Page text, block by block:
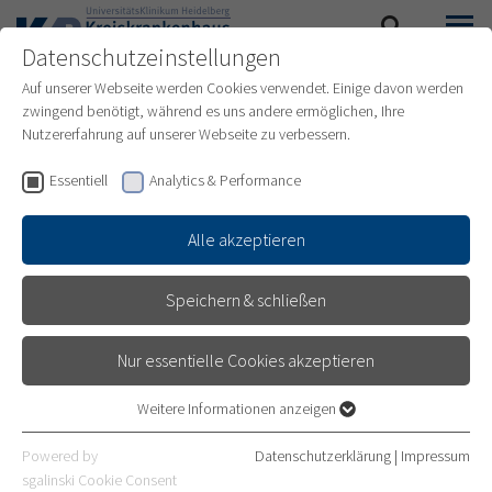
PRAKTISCHES JAHR
Datenschutzeinstellungen
Auf unserer Webseite werden Cookies verwendet. Einige davon werden
zwingend benötigt, während es uns andere ermöglichen, Ihre
Nutzererfahrung auf unserer Webseite zu verbessern.
Essentiell Analytics & Performance
Alle akzeptieren
Speichern & schließen
Nur essentielle Cookies akzeptieren
Essentielle Cookies werden für grundlegende Funktionen der
Webseite benötigt. Dadurch ist gewährleistet, dass die Webseite
Weitere Informationen anzeigen
Powered by
sgalinski Cookie Consent
Datenschutzerklärung | Impressum